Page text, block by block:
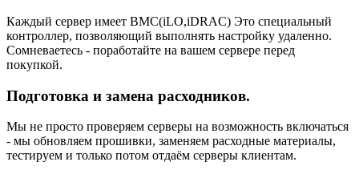
Каждый сервер имеет BMC(iLO,iDRAC) Это специальный
контроллер, позволяющий выполнять настройку удаленно.
Сомневаетесь - поработайте на вашем сервере перед
покупкой.
Подготовка и замена расходников.
Мы не просто проверяем серверы на возможность включаться
- мы обновляем прошивки, заменяем расходные материалы,
тестируем и только потом отдаём серверы клиентам.